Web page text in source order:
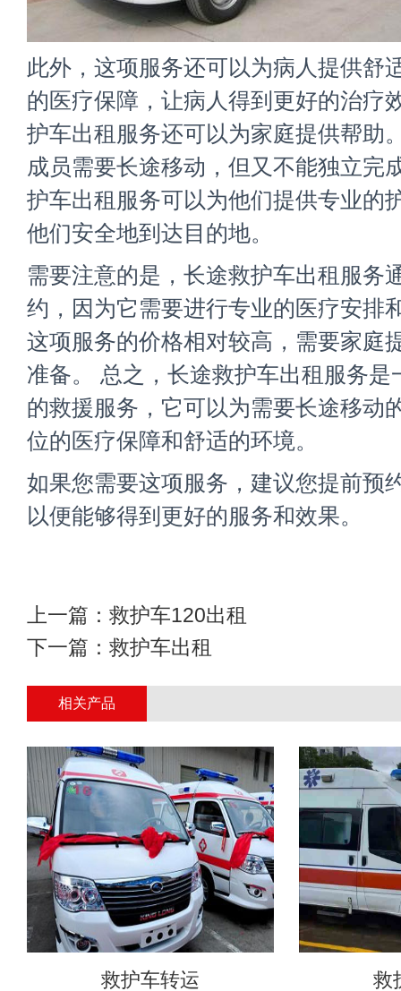
此外，这项服务还可以为病人提供舒
的医疗保障，让病人得到更好的治疗
护车出租服务还可以为家庭提供帮助
成员需要长途移动，但又不能独立完
护车出租服务可以为他们提供专业的
他们安全地到达目的地。
需要注意的是，长途救护车出租服务
约，因为它需要进行专业的医疗安排
这项服务的价格相对较高，需要家庭
准备。 总之，长途救护车出租服务是
的救援服务，它可以为需要长途移动
位的医疗保障和舒适的环境。
如果您需要这项服务，建议您提前预
以便能够得到更好的服务和效果。
上一篇： 救护车120出租
下一篇： 救护车出租
相关产品
救护车转运 救